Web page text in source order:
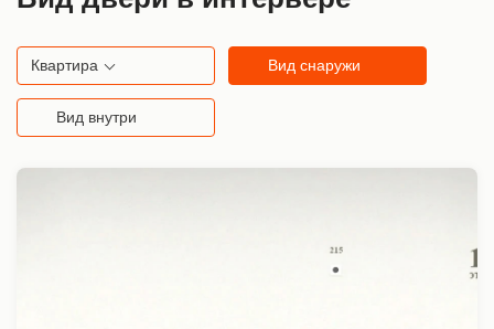
Квартира Вид снаружи
Вид внутри